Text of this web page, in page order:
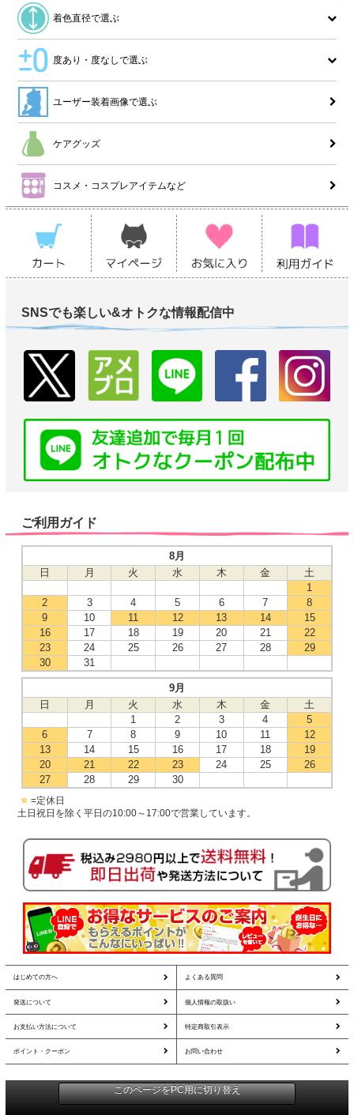
着色直径で選ぶ
度あり・度なしで選ぶ
ユーザー装着画像で選ぶ
ケアグッズ
コスメ・コスプレアイテムなど
SNSでも楽しい&オトクな情報配信中
ご利用ガイド
8月
日
月 火 水 木 金
土
1
2
3 4 5 6 7
8
9
10 11 12 13 14
15
16
17 18 19 20 21
22
23
24 25 26 27 28
29
30
31
9月
日
月 火 水 木 金
土
1
2 3 4
5
6
7 8 9 10 11
12
13
14 15 16 17 18
19
20
21 22 23 24 25
26
27
28 29 30
■ =定休日
土日祝日を除く平日の10:00～17:00で営業しています。
はじめての方へ よくある質問
発送について 個人情報の取扱い
お支払い方法について 特定商取引表示
ポイント・クーポン お問い合わせ
このページをPC用に切り替え